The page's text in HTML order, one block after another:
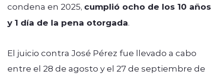
condena en 2025, cumplió ocho de los 10 años
y 1 día de la pena otorgada.
El juicio contra José Pérez fue llevado a cabo
entre el 28 de agosto y el 27 de septiembre de